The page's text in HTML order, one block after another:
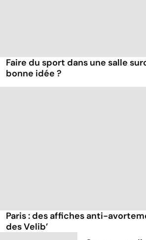
Faire du sport dans une salle
bonne idée ?
Paris : des affiches anti-
des Velib’